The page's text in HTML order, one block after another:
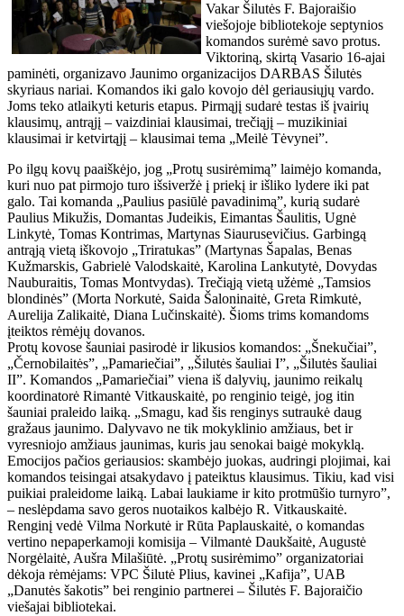
Vakar Šilutės F. Bajoraišio
viešojoje bibliotekoje septynios
komandos surėmė savo protus.
Viktoriną, skirtą Vasario 16-ajai
paminėti, organizavo Jaunimo organizacijos DARBAS Šilutės
skyriaus nariai. Komandos iki galo kovojo dėl geriausiųjų vardo.
Joms teko atlaikyti keturis etapus. Pirmąjį sudarė testas iš įvairių
klausimų, antrąjį – vaizdiniai klausimai, trečiąjį – muzikiniai
klausimai ir ketvirtąjį – klausimai tema „Meilė Tėvynei”.
Po ilgų kovų paaiškėjo, jog „Protų susirėmimą” laimėjo komanda,
kuri nuo pat pirmojo turo išsiveržė į priekį ir išliko lydere iki pat
galo. Tai komanda „Paulius pasiūlė pavadinimą”, kurią sudarė
Paulius Mikužis, Domantas Judeikis, Eimantas Šaulitis, Ugnė
Linkytė, Tomas Kontrimas, Martynas Siaurusevičius. Garbingą
antrąją vietą iškovojo „Triratukas” (Martynas Šapalas, Benas
Kužmarskis, Gabrielė Valodskaitė, Karolina Lankutytė, Dovydas
Nauburaitis, Tomas Montvydas). Trečiąją vietą užėmė „Tamsios
blondinės” (Morta Norkutė, Saida Šaloninaitė, Greta Rimkutė,
Aurelija Zalikaitė, Diana Lučinskaitė). Šioms trims komandoms
įteiktos rėmėjų dovanos.
Protų kovose šauniai pasirodė ir likusios komandos: „Šnekučiai”,
„Černobilaitės”, „Pamariečiai”, „Šilutės šauliai I”, „Šilutės šauliai
II”. Komandos „Pamariečiai” viena iš dalyvių, jaunimo reikalų
koordinatorė Rimantė Vitkauskaitė, po renginio teigė, jog itin
šauniai praleido laiką. „Smagu, kad šis renginys sutraukė daug
gražaus jaunimo. Dalyvavo ne tik mokyklinio amžiaus, bet ir
vyresniojo amžiaus jaunimas, kuris jau senokai baigė mokyklą.
Emocijos pačios geriausios: skambėjo juokas, audringi plojimai, kai
komandos teisingai atsakydavo į pateiktus klausimus. Tikiu, kad visi
puikiai praleidome laiką. Labai laukiame ir kito protmūšio turnyro”,
– neslėpdama savo geros nuotaikos kalbėjo R. Vitkauskaitė.
Renginį vedė Vilma Norkutė ir Rūta Paplauskaitė, o komandas
vertino nepaperkamoji komisija – Vilmantė Daukšaitė, Augustė
Norgėlaitė, Aušra Milašiūtė. „Protų susirėmimo” organizatoriai
dėkoja rėmėjams: VPC Šilutė Plius, kavinei „Kafija”, UAB
„Danutės šakotis” bei renginio partnerei – Šilutės F. Bajoraičio
viešajai bibliotekai.